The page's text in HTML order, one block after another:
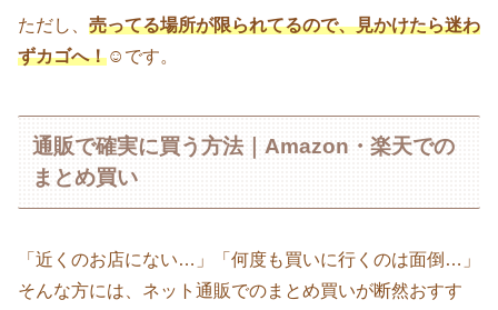
ただし、 売ってる場所が限られてるので、見かけたら迷わ
ずカゴへ！☺です。
通販で確実に買う方法｜Amazon・楽天での
まとめ買い
「近くのお店にない…」「何度も買いに行くのは面倒…」
そんな方には、ネット通販でのまとめ買いが断然おすす